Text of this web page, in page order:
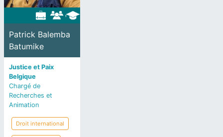
Patrick Balemba
Batumike
Justice et Paix
Belgique
Chargé de
Recherches et
Animation
Droit international